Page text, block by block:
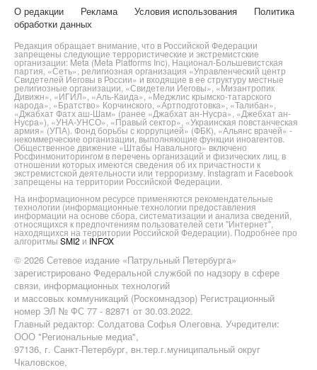
О редакции Реклама Условия использования
Политика
обработки данных
Редакция обращает внимание, что в Российской Федерации
запрещены следующие террористические и экстремистские
организации: Meta (Meta Platforms Inc), Национал-Большевистская
партия, «Сеть», религиозная организация «Управленческий центр
Свидетелей Иеговы в России» и входящие в ее структуру местные
религиозные организации, «Свидетели Иеговы», «Мизантропик
Дивижн», «ИГИЛ», «Аль-Каида», «Меджлис крымско-татарского
народа», «Братство» Корчинского, «Артподготовка», «Талибан»,
«Джабхат Фатх аш-Шам» (ранее «Джабхат ан-Нусра», «Джебхат ан-
Нусра»), «УНА-УНСО», «Правый сектор», «Украинская повстанческая
армия» (УПА). Фонд борьбы с коррупцией» (ФБК), «Альянс врачей» -
некоммерческие организации, выполняющие функции иноагентов.
Общественное движение «Штабы Навального» включено
Росфинмониторингом в перечень организаций и физических лиц, в
отношении которых имеются сведения об их причастности к
экстремистской деятельности или терроризму. Instagram и Facebook
запрещены на территории Российской Федерации.
На информационном ресурсе применяются рекомендательные
технологии (информационные технологии предоставления
информации на основе сбора, систематизации и анализа сведений,
относящихся к предпочтениям пользователей сети "Интернет",
находящихся на территории Российской Федерации). Подробнее про
алгоритмы SMI2 и INFOX
© 2026 Сетевое издание «Патрульный Петербурга»
зарегистрировано Федеральной службой по надзору в сфере
связи, информационных технологий
и массовых коммуникаций (Роскомнадзор) Регистрационный
номер ЭЛ № ФС 77 - 82871 от 30.03.2022.
Главный редактор: Солдатова Софья Олеговна. Учредители:
ООО "Региональные медиа",
97136, г. Санкт-Петербург, вн.тер.г.муниципальный округ
Чкаловское,